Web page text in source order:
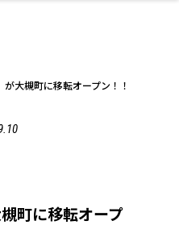
が大槻町に移転オープン！！
町に移転オープ